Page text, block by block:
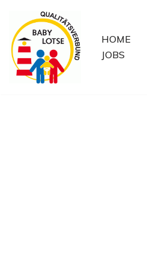
Zum
Inhalt
springen
HOME
JOBS